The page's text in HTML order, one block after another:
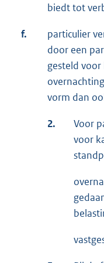
biedt tot
f.
particulier
door een
gesteld
vorm dan
2.
Voor
voor